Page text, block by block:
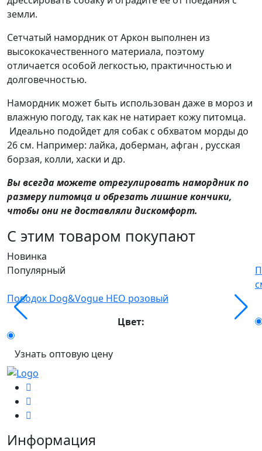
земли.
Сетчатый намордник от Аркон выполнен из
высококачественного материала, поэтому
отличается особой легкостью, практичностью и
долговечностью.
Намордник может быть использован даже в мороз и
влажную погоду, так как не натирает кожу питомца.
Идеально подойдет для собак с обхватом морды до
26 см. Например: лайка, доберман, афган , русская
борзая, колли, хаски и др.
Вы всегда можете отрегулировать намордник по
размеру питомца и обрезать лишние кончики,
чтобы они не доставляли дискомфорт.
С этим товаром покупают
Новинка
Популярный
Поводок Dog&Vogue НЕО розовый
Цвет:
Узнать оптовую цену
Информация